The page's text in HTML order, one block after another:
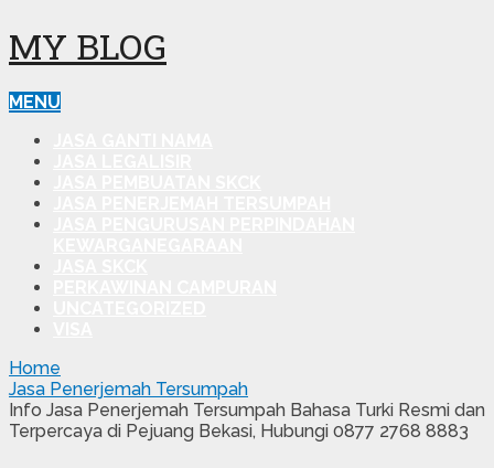
MY BLOG
MENU
Home
Jasa Penerjemah Tersumpah
Info Jasa Penerjemah Tersumpah Bahasa Turki Resmi dan
Terpercaya di Pejuang Bekasi, Hubungi 0877 2768 8883